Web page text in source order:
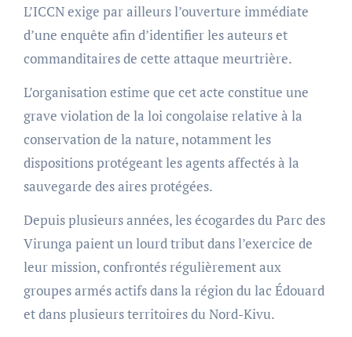
L’ICCN exige par ailleurs l’ouverture immédiate
d’une enquête afin d’identifier les auteurs et
commanditaires de cette attaque meurtrière.
L’organisation estime que cet acte constitue une
grave violation de la loi congolaise relative à la
conservation de la nature, notamment les
dispositions protégeant les agents affectés à la
sauvegarde des aires protégées.
Depuis plusieurs années, les écogardes du Parc des
Virunga paient un lourd tribut dans l’exercice de
leur mission, confrontés régulièrement aux
groupes armés actifs dans la région du lac Édouard
et dans plusieurs territoires du Nord-Kivu.